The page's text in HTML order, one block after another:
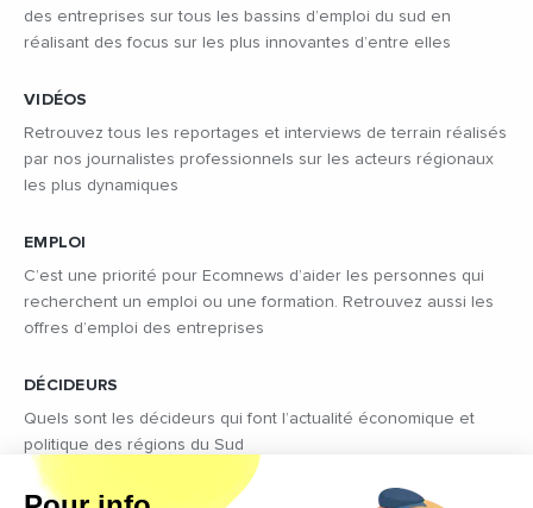
des entreprises sur tous les bassins d’emploi du sud en
réalisant des focus sur les plus innovantes d’entre elles
VIDÉOS
Retrouvez tous les reportages et interviews de terrain réalisés
par nos journalistes professionnels sur les acteurs régionaux
les plus dynamiques
EMPLOI
C’est une priorité pour Ecomnews d’aider les personnes qui
recherchent un emploi ou une formation. Retrouvez aussi les
offres d’emploi des entreprises
DÉCIDEURS
Quels sont les décideurs qui font l’actualité économique et
politique des régions du Sud